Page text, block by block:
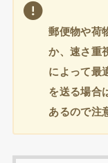
郵便物や荷
か、速さ重
によって最
を送る場合
あるので注